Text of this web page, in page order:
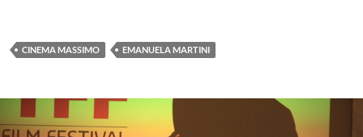
CINEMA MASSIMO EMANUELA MARTINI